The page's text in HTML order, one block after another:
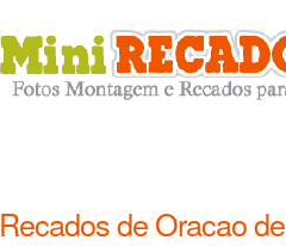
Recados de Oracao